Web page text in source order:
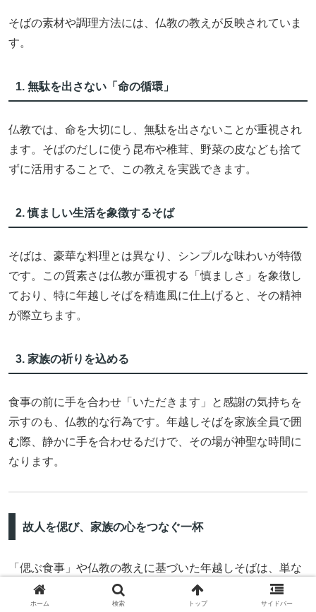
そばの素材や調理方法には、仏教の教えが反映されていま
す。
1. 無駄を出さない「命の循環」
仏教では、命を大切にし、無駄を出さないことが重視され
ます。そばのだしに使う昆布や椎茸、野菜の皮なども捨て
ずに活用することで、この教えを実践できます。
2. 慎ましい生活を象徴するそば
そばは、豪華な料理とは異なり、シンプルな味わいが特徴
です。この質素さは仏教が重視する「慎ましさ」を象徴し
ており、特に年越しそばを精進風に仕上げると、その精神
が際立ちます。
3. 家族の祈りを込める
食事の前に手を合わせ「いただきます」と感謝の気持ちを
示すのも、仏教的な行為です。年越しそばを家族全員で囲
む際、静かに手を合わせるだけで、その場が神聖な時間に
なります。
故人を偲び、家族の心をつなぐ一杯
「偲ぶ食事」や仏教の教えに基づいた年越しそばは、単な
る食事を超えた特別な時間を作ります。
家族でそばを食べながら、「今年一年、みんなで頑張った
ホーム 検索 トップ サイドバー